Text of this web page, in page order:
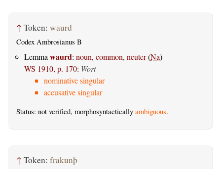
↑ Token: waurd
Codex Ambrosianus B
Lemma waurd: noun, common, neuter(Na)
WS 1910, p. 170: Wort
nominative singular
accusative singular
Status: not verified, morphosyntactically ambiguous.
↑ Token: frakunþ